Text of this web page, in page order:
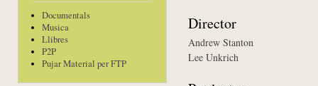
Documentals
Musica
Llibres
P2P
Pujar Material per FTP
Director
Andrew Stanton
Lee Unkrich